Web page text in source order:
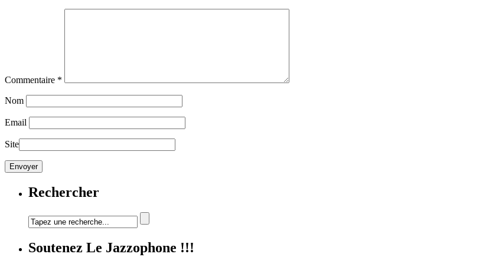
Commentaire *
Nom
Email
Site
Rechercher
Soutenez Le Jazzophone !!!